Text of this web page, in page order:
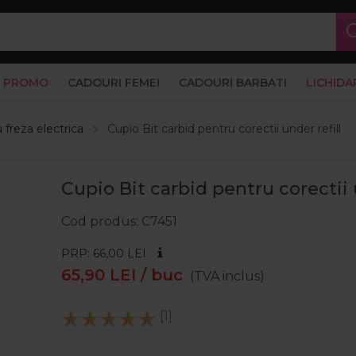
PROMO CADOURI FEMEI CADOURI BARBATI
freza electrica Cupio Bit carbid pentru corectii under refill
Cupio Bit carbid pentru corectii
Cod produs C7451
PRP: 66,00 LEI
65,90 LEI / buc (TVA inclus)
[1]